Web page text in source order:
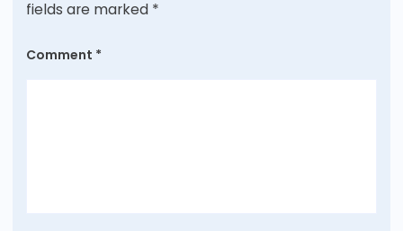
fields are marked *
Comment *